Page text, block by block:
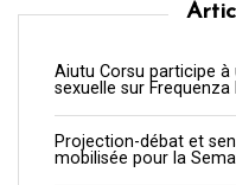
Aiutu Corsu participe
sexuelle sur
Projection-débat et
mobilisée pour la